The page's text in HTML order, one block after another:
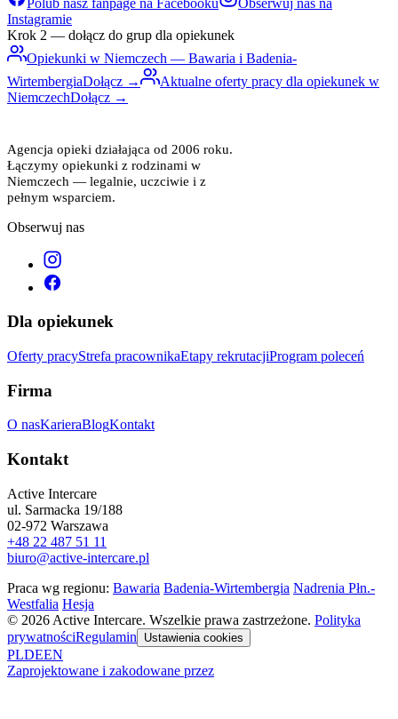
Polub nasz fanpage na Facebooku
Obserwuj nas na
Instagramie
Krok 2 — dołącz do grup dla opiekunek
Opiekunki w Niemczech — Bawaria i Badenia-
WirtembergiaDołącz →
Aktualne oferty pracy dla opiekunek w
NiemczechDołącz →
Agencja opieki działająca od 2006 roku.
Łączymy opiekunki z rodzinami w
Niemczech — legalnie, uczciwie i z
pełnym wsparciem.
Obserwuj nas
Dla opiekunek
Oferty pracyStrefa pracownikaEtapy rekrutacjiProgram poleceń
Firma
O nasKarieraBlogKontakt
Kontakt
Active Intercare
ul. Sarmacka 19/188
02-972 Warszawa
+48 22 487 51 11
biuro@active-intercare.pl
Praca wg regionu: Bawaria Badenia-Wirtembergia Nadrenia Płn.-
Westfalia Hesja
© 2026 Active Intercare. Wszelkie prawa zastrzeżone. Polityka
prywatnościRegulamin Ustawienia cookies
PLDEEN
Zaprojektowane i zakodowane przez